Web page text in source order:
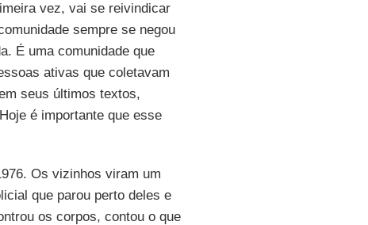
vez, vai se reivindicar
sempre se negou
É uma comunidade que
ativas que coletavam
seus últimos textos,
é importante que esse
Os vizinhos viram um
que parou perto deles e
os corpos, contou o que